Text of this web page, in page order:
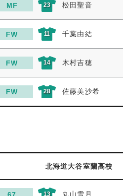
MF 23 松田聖音
FW 11 千葉由結
FW 14 木村吉穂
FW 28 佐藤美沙希
北海道大谷室蘭高校
13 丸山雪月